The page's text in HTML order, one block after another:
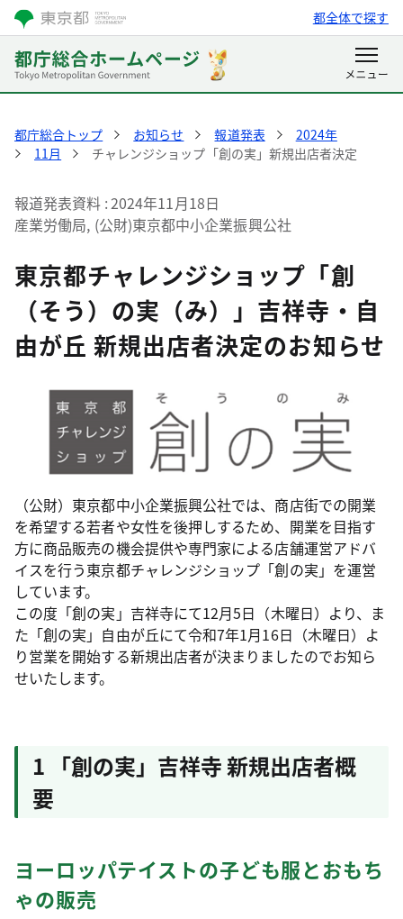
都全体で探す
都庁総合トップ お知らせ 報道発表
2024年
11月
チャレンジショップ「創の実」新規出店者決定
報道発表資料 2024年11月18日
産業労働局, (公財)東京都中小企業振興公社
東京都チャレンジショップ「創
（そう）の実（み）」吉祥寺・自
由が丘 新規出店者決定のお知らせ
（公財）東京都中小企業振興公社では、商店街での開業
を希望する若者や女性を後押しするため、開業を目指す
方に商品販売の機会提供や専門家による店舗運営アドバ
イスを行う東京都チャレンジショップ「創の実」を運営
しています。
この度「創の実」吉祥寺にて12月5日（木曜日）より、ま
た「創の実」自由が丘にて令和7年1月16日（木曜日）よ
り営業を開始する新規出店者が決まりましたのでお知ら
せいたします。
1 「創の実」吉祥寺 新規出店者概
要
ヨーロッパテイストの子ども服とおもち
ゃの販売